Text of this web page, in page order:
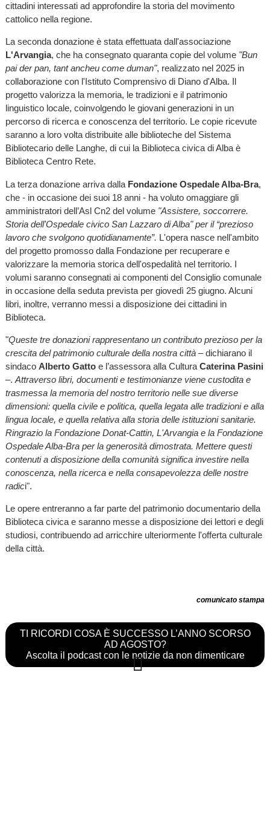
cittadini interessati ad approfondire la storia del movimento
cattolico nella regione.
La seconda donazione è stata effettuata dall'associazione
L'Arvangia, che ha consegnato quaranta copie del volume "Bun
pai der pan, tant ancheu come duman", realizzato nel 2025 in
collaborazione con l'Istituto Comprensivo di Diano d'Alba. Il
progetto valorizza la memoria, le tradizioni e il patrimonio
linguistico locale, coinvolgendo le giovani generazioni in un
percorso di ricerca e conoscenza del territorio. Le copie ricevute
saranno a loro volta distribuite alle biblioteche del Sistema
Bibliotecario delle Langhe, di cui la Biblioteca civica di Alba è
Biblioteca Centro Rete.
La terza donazione arriva dalla Fondazione Ospedale Alba-Bra,
che - in occasione dei suoi 18 anni - ha voluto omaggiare gli
amministratori dell’Asl Cn2 del volume "Assistere, soccorrere.
Storia dell'Ospedale civico San Lazzaro di Alba" per il “prezioso
lavoro che svolgono quotidianamente”. L'opera nasce nell'ambito
del progetto promosso dalla Fondazione per recuperare e
valorizzare la memoria storica dell'ospedalità nel territorio. I
volumi saranno consegnati ai componenti del Consiglio comunale
in occasione della seduta prevista per giovedì 25 giugno. Alcuni
libri, inoltre, verranno messi a disposizione dei cittadini in
Biblioteca.
"Queste tre donazioni rappresentano un contributo prezioso per la
crescita del patrimonio culturale della nostra città– dichiarano il
sindaco Alberto Gattoe l’assessora alla Cultura Caterina Pasini
–. Attraverso libri, documenti e testimonianze viene custodita e
trasmessa la memoria del nostro territorio nelle sue diverse
dimensioni: quella civile e politica, quella legata alle tradizioni e alla
lingua locale, e quella relativa alla storia delle istituzioni sanitarie.
Ringrazio la Fondazione Donat-Cattin, L'Arvangia e la Fondazione
Ospedale Alba-Bra per la generosità dimostrata. Mettere questi
contenuti a disposizione della comunità significa investire nella
conoscenza, nella ricerca e nella consapevolezza delle nostre
radici".
Le opere entreranno a far parte del patrimonio documentario della
Biblioteca civica e saranno messe a disposizione dei lettori e degli
studiosi, contribuendo ad arricchire ulteriormente l'offerta culturale
della città.
comunicato stampa
TI RICORDI COSA È SUCCESSO L’ANNO SCORSO
AD AGOSTO?
Ascolta il podcast con le notizie da non dimenticare